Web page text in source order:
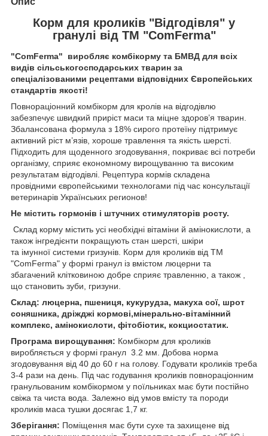
Корм для кроликів "Відгодівля" у
гранулі від ТМ "ComFerma"
"ComFerma" виробляє комбікорму та БМВД для всіх
видів сільськогосподарських тварин за
спеціалізованими рецептами відповідних Європейських
стандартів якості!
Повнораціонний комбікорм для кролів на відгодівлю
забезпечує швидкий приріст маси та міцне здоров’я тварин.
Збалансована формула з 18% сирого протеїну підтримує
активний ріст м’язів, хороше травлення та якість шерсті.
Підходить для щоденного згодовування, покриває всі потреби
організму, сприяє економному вирощуванню та високим
результатам відгодівлі. Рецептура кормів складена
провідними європейськими технологами під час консультації
ветеринарів Українських регионов!
Не містить гормонів і штучних стимуляторів росту.
Склад корму містить усі необхідні вітаміни й амінокислоти, а
також інгредієнти покращують стан шерсті, шкіри
та імунної системи гризунів. Корм для кроликів від ТМ
"ComFerma" у формі гранул із вмістом люцерни та
збагачений клітковиною добре сприяє травленню, а також ,
що становить зуби, гризуни.
Склад: люцерна, пшениця, кукурудза, макуха сої, шрот
соняшника, дріжджі кормові,мінерально-вітамінний
комплекс, амінокислоти, фітобіотик, кокциостатик.
Програма вирощування: Комбікорм для кроликів
виробляється у формі гранул 3.2 мм. Добова норма
згодовування від 40 до 60 г на голову. Годувати кроликів треба
3-4 рази на день. Під час годування кроликів повнораціонним
гранульованим комбікормом у поїльниках має бути постійно
свіжа та чиста вода. Залежно від умов вмісту та породи
кроликів маса тушки досягає 1,7 кг.
Зберігання: Поміщення має бути сухе та захищене від